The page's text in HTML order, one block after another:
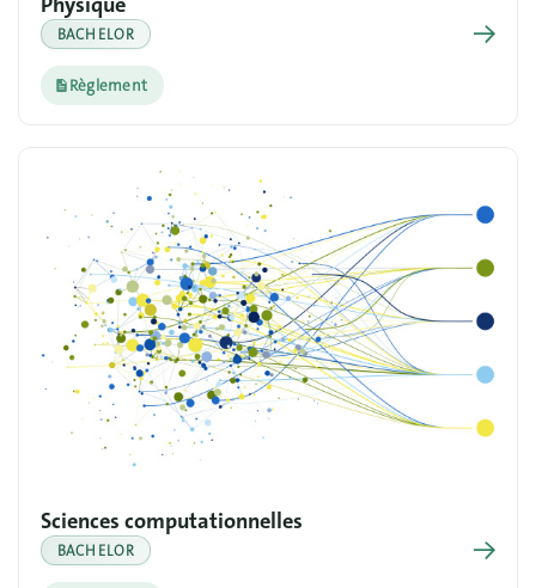
BACHELOR →
Règlement
Sciences computationnelles
BACHELOR →